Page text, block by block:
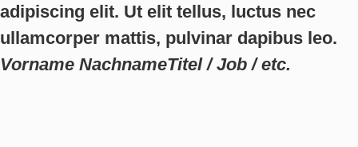
adipiscing elit. Ut elit tellus, luctus nec
ullamcorper mattis, pulvinar dapibus leo.
Vorname NachnameTitel / Job / etc.